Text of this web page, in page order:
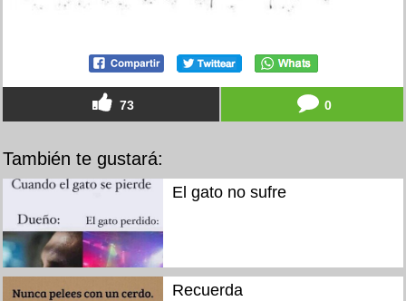
73 0
También te gustará:
El gato no sufre
Recuerda